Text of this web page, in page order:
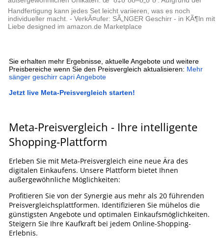
Handfertigung kann jedes Set leicht variieren, was es noch
individueller macht. - VerkÃ¤ufer: SÃ„NGER Geschirr - in KÃ¶ln mit
Liebe designed im amazon.de Marketplace
Sie erhalten mehr Ergebnisse, aktuelle Angebote und weitere
Preisbereiche wenn Sie den Preisvergleich aktualisieren: Mehr
sänger geschirr capri Angebote
Jetzt live Meta-Preisvergleich starten!
Meta-Preisvergleich - Ihre intelligente
Shopping-Plattform
Erleben Sie mit Meta-Preisvergleich eine neue Ära des
digitalen Einkaufens. Unsere Plattform bietet Ihnen
außergewöhnliche Möglichkeiten:
Profitieren Sie von der Synergie aus mehr als 20 führenden
Preisvergleichsplattformen. Identifizieren Sie mühelos die
günstigsten Angebote und optimalen Einkaufsmöglichkeiten.
Steigern Sie Ihre Kaufkraft bei jedem Online-Shopping-
Erlebnis.